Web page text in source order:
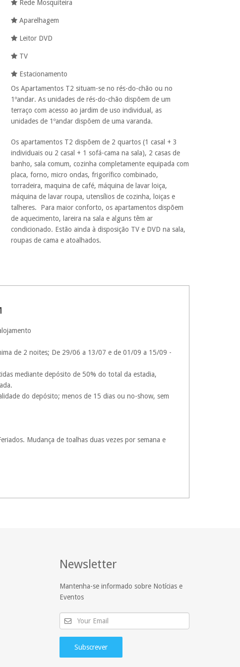
Rede Mosquiteira
Aparelhagem
Leitor DVD
TV
Estacionamento
Os Apartamentos T2 situam-se no rés-do-chão ou no
1ºandar. As unidades de rés-do-chão dispõem de um
terraço com acesso ao jardim de uso individual, as
unidades de 1ºandar dispõem de uma varanda.
Os apartamentos T2 dispõem de 2 quartos (1 casal + 3
individuais ou 2 casal + 1 sofá-cama na sala), 2 casas de
banho, sala comum, cozinha completamente equipada com
placa, forno, micro ondas, frigorífico combinado,
torradeira, maquina de café, máquina de lavar loiça,
máquina de lavar roupa, utensílios de cozinha, loiças e
talheres. Para maior conforto, os apartamentos dispõem
de aquecimento, lareira na sala e alguns têm ar
condicionado. Estão ainda à disposição TV e DVD na sala,
roupas de cama e atoalhados.
de 2 noites; De 29/06 a 13/07 e de 01/09 a 15/09 -
mediante depósito de 50% do total da estadia,
do depósito; menos de 15 dias ou no-show, sem
Mudança de toalhas duas vezes por semana e
Newsletter
Mantenha-se informado sobre Notícias e
Eventos
Subscrever